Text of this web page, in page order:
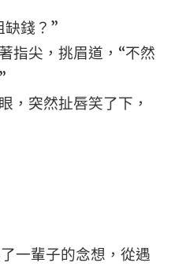
缺錢？”
指尖，挑眉道，“不然
，突然扯唇笑了下，
一輩子的念想，從遇